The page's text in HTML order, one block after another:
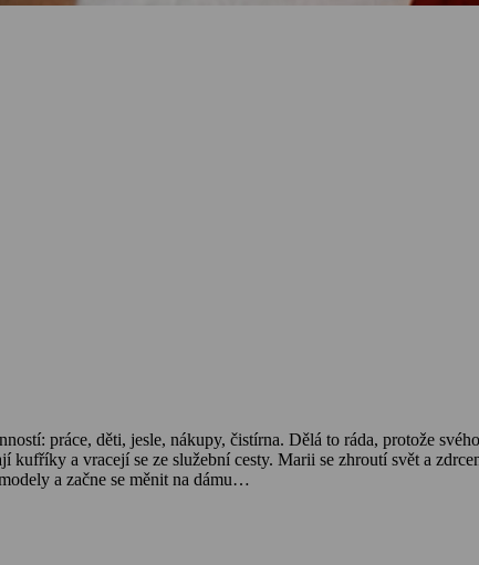
práce, děti, jesle, nákupy, čistírna. Dělá to ráda, protože
a vracejí se ze služební cesty. Marii se zhroutí svět a
a začne se měnit na dámu…